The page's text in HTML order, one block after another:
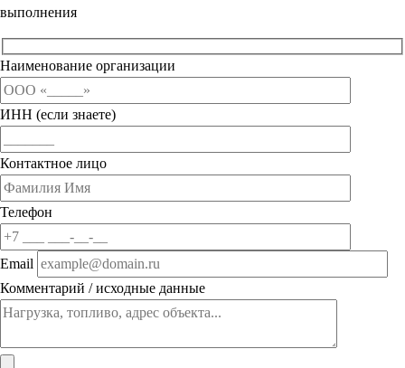
выполнения
Наименование организации
ИНН (если знаете)
Контактное лицо
Телефон
Email
Комментарий / исходные данные